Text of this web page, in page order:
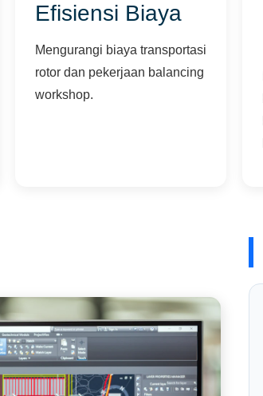
Efisiensi Biaya
Mengurangi biaya transportasi
rotor dan pekerjaan balancing
workshop.